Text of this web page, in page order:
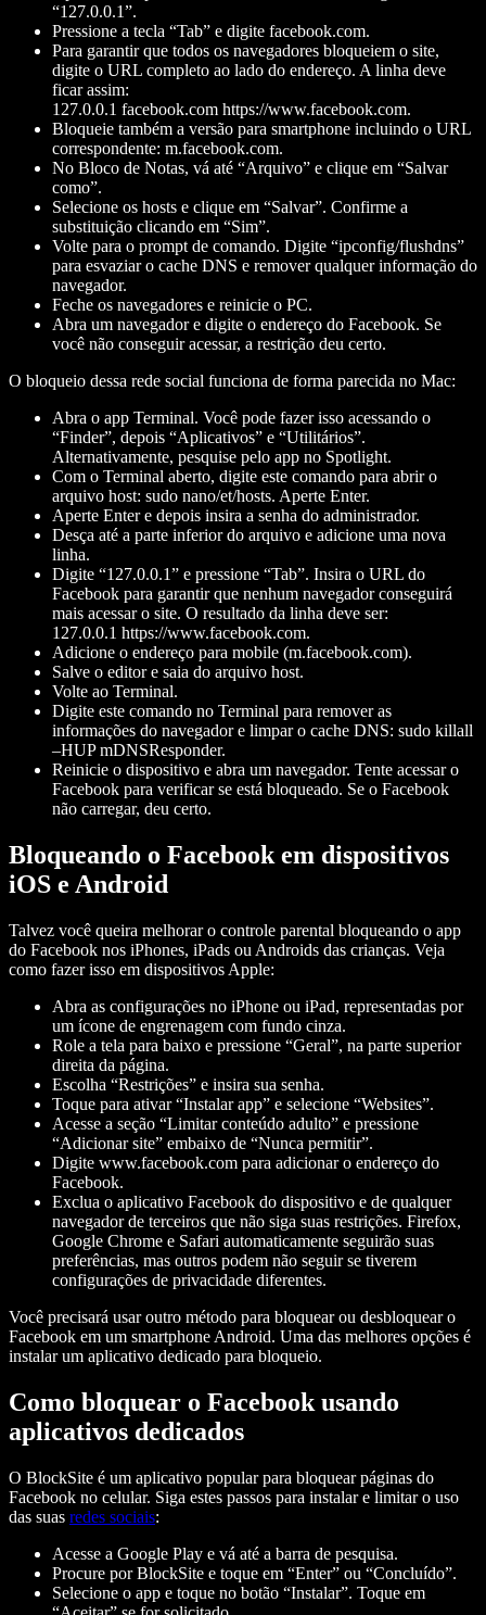
“127.0.0.1”.
Pressione a tecla “Tab” e digite facebook.com.
Para garantir que todos os navegadores bloqueiem o site,
digite o URL completo ao lado do endereço. A linha deve
ficar assim:
127.0.0.1 facebook.com https://www.facebook.com.
Bloqueie também a versão para smartphone incluindo o URL
correspondente: m.facebook.com.
No Bloco de Notas, vá até “Arquivo” e clique em “Salvar
como”.
Selecione os hosts e clique em “Salvar”. Confirme a
substituição clicando em “Sim”.
Volte para o prompt de comando. Digite “ipconfig/flushdns”
para esvaziar o cache DNS e remover qualquer informação do
navegador.
Feche os navegadores e reinicie o PC.
Abra um navegador e digite o endereço do Facebook. Se
você não conseguir acessar, a restrição deu certo.
O bloqueio dessa rede social funciona de forma parecida no Mac:
Abra o app Terminal. Você pode fazer isso acessando o
“Finder”, depois “Aplicativos” e “Utilitários”.
Alternativamente, pesquise pelo app no Spotlight.
Com o Terminal aberto, digite este comando para abrir o
arquivo host: sudo nano/et/hosts. Aperte Enter.
Aperte Enter e depois insira a senha do administrador.
Desça até a parte inferior do arquivo e adicione uma nova
linha.
Digite “127.0.0.1” e pressione “Tab”. Insira o URL do
Facebook para garantir que nenhum navegador conseguirá
mais acessar o site. O resultado da linha deve ser:
127.0.0.1 https://www.facebook.com.
Adicione o endereço para mobile (m.facebook.com).
Salve o editor e saia do arquivo host.
Volte ao Terminal.
Digite este comando no Terminal para remover as
informações do navegador e limpar o cache DNS: sudo killall
–HUP mDNSResponder.
Reinicie o dispositivo e abra um navegador. Tente acessar o
Facebook para verificar se está bloqueado. Se o Facebook
não carregar, deu certo.
Bloqueando o Facebook em dispositivos
iOS e Android
Talvez você queira melhorar o controle parental bloqueando o app
do Facebook nos iPhones, iPads ou Androids das crianças. Veja
como fazer isso em dispositivos Apple:
Abra as configurações no iPhone ou iPad, representadas por
um ícone de engrenagem com fundo cinza.
Role a tela para baixo e pressione “Geral”, na parte superior
direita da página.
Escolha “Restrições” e insira sua senha.
Toque para ativar “Instalar app” e selecione “Websites”.
Acesse a seção “Limitar conteúdo adulto” e pressione
“Adicionar site” embaixo de “Nunca permitir”.
Digite www.facebook.com para adicionar o endereço do
Facebook.
Exclua o aplicativo Facebook do dispositivo e de qualquer
navegador de terceiros que não siga suas restrições. Firefox,
Google Chrome e Safari automaticamente seguirão suas
preferências, mas outros podem não seguir se tiverem
configurações de privacidade diferentes.
Você precisará usar outro método para bloquear ou desbloquear o
Facebook em um smartphone Android. Uma das melhores opções é
instalar um aplicativo dedicado para bloqueio.
Como bloquear o Facebook usando
aplicativos dedicados
O BlockSite é um aplicativo popular para bloquear páginas do
Facebook no celular. Siga estes passos para instalar e limitar o uso
das suas redes sociais:
Acesse a Google Play e vá até a barra de pesquisa.
Procure por BlockSite e toque em “Enter” ou “Concluído”.
Selecione o app e toque no botão “Instalar”. Toque em